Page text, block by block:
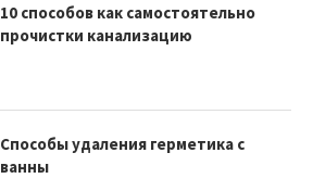
10 способов как самостоятельно
прочистки канализацию
Способы удаления герметика с
ванны